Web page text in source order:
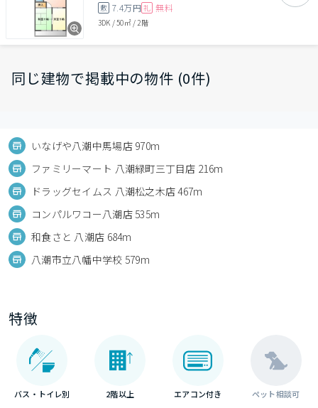
敷 7.4万円 礼 無料
3DK /50㎡/ 2階
同じ建物で掲載中の物件 (0件)
いなげや八潮中馬場店 970m
ファミリーマート 八潮緑町三丁目店 216m
ドラッグセイムス 八潮松之木店 467m
コンパルワコー八潮店 535m
和食さと 八潮店 684m
八潮市立八幡中学校 579m
特徴
バス・トイレ別 2階以上 エアコン付き ペット相談可